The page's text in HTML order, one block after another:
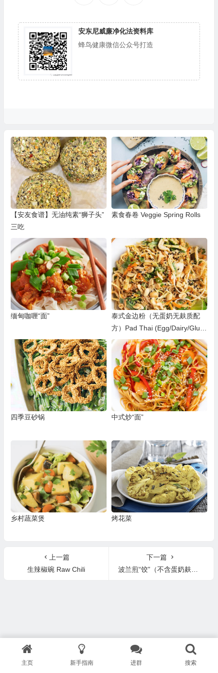
安东尼威廉净化法资料库
蜂鸟健康微信公众号打造
【安友食谱】无油纯素“狮子头”
三吃
素食春卷 Veggie Spring Rolls
缅甸咖喱“面”
泰式金边粉（无蛋奶无麸质配
方）Pad Thai (Egg/Dairy/Glute
n-free)
四季豆砂锅 中式炒“面”
乡村蔬菜煲 烤花菜
上一篇
生辣椒碗 Raw Chili
下一篇
波兰煎“饺”（不含蛋奶麸质）Pierogi
主页 新手指南 进群 搜索